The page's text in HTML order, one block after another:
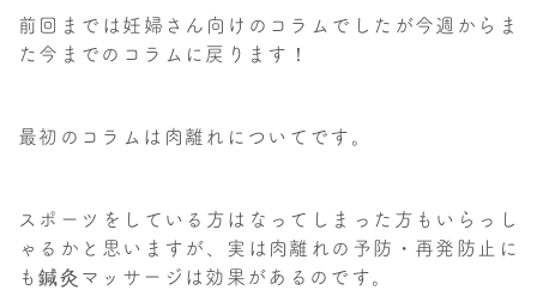
前回までは妊婦さん向けのコラムでしたが今週からま
た今までのコラムに戻ります！
最初のコラムは肉離れについてです。
スポーツをしている方はなってしまった方もいらっし
ゃるかと思いますが、実は肉離れの予防・再発防止に
も鍼灸マッサージは効果があるのです。